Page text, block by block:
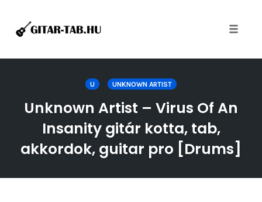
U UNKNOWN ARTIST
Unknown Artist – Virus Of An
Insanity gitár kotta, tab,
akkordok, guitar pro [Drums]